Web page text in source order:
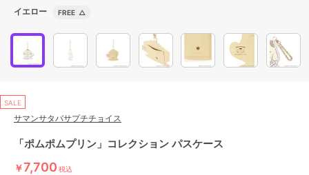
イエロー FREE △
SALE
サマンサタバサプチチョイス
「ポムポムプリン」コレクション パスケース
￥7,700 税込